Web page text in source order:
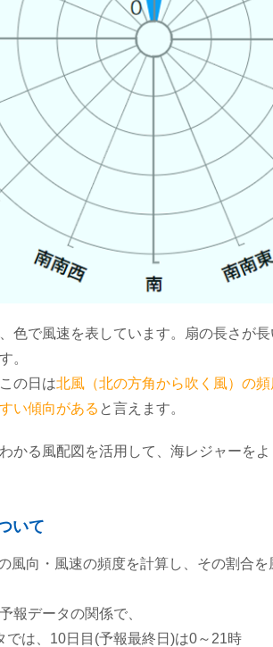
色で風速を表しています。扇の長さが
。
の日は北風（北の方角から吹く風）の
い傾向がある と言えます。
かる風配図を活用して、海レジャーを
いて
風向・風速の頻度を計算し、その割合を
報データの関係で、
では、10日目(予報最終日)は0～21時